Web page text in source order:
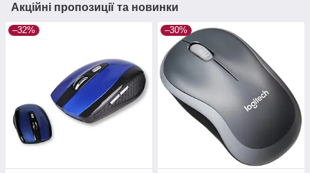
Акційні пропозиції та новинки
–32% –30%